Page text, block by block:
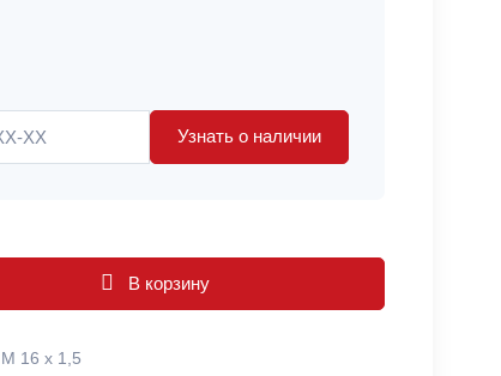
Узнать о наличии
В корзину
M 16 x 1,5